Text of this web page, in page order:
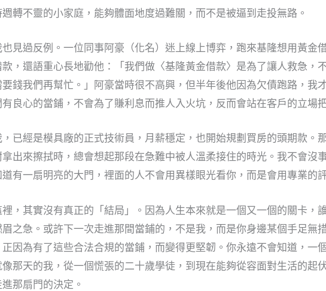
轉不靈的小家庭，能夠體面地度過難關，而不是被逼到走投無路。
也見過反例。一位同事阿豪（化名）迷上線上博弈，跑來基隆想用黃金
，還語重心長地勸他：「我們做〈基隆黃金借款〉是為了讓人救急，
錢我們再幫忙。」阿豪當時很不高興，但半年後他因為欠債跑路，我
良心的當鋪，不會為了賺利息而推人入火坑，反而會站在客戶的立場
已經是模具廠的正式技術員，月薪穩定，也開始規劃買房的頭期款。
出來擦拭時，總會想起那段在急難中被人溫柔接住的時光。我不會沒
道有一扇明亮的大門，裡面的人不會用異樣眼光看你，而是會用專業的
，其實沒有真正的「結局」。因為人生本來就是一個又一個的關卡，
眉之急。或許下一次走進那間當鋪的，不是我，而是你身邊某個手足無
正因為有了這些合法合規的當鋪，而變得更堅韌。你永遠不會知道，一
像那天的我，從一個慌張的二十歲學徒，到現在能夠從容面對生活的
那扇門的決定。